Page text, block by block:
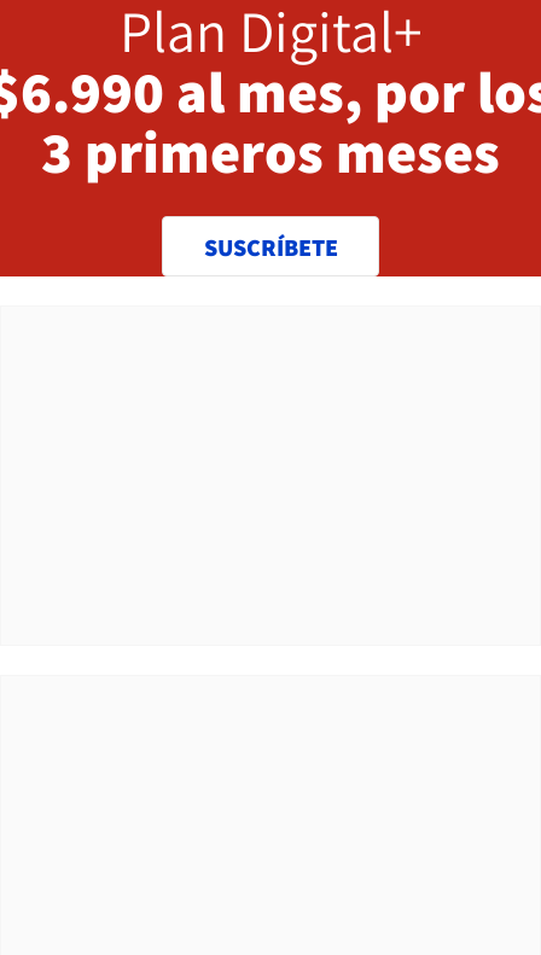
Plan Digital+
al mes, por
3 primeros meses
SUSCRÍBETE